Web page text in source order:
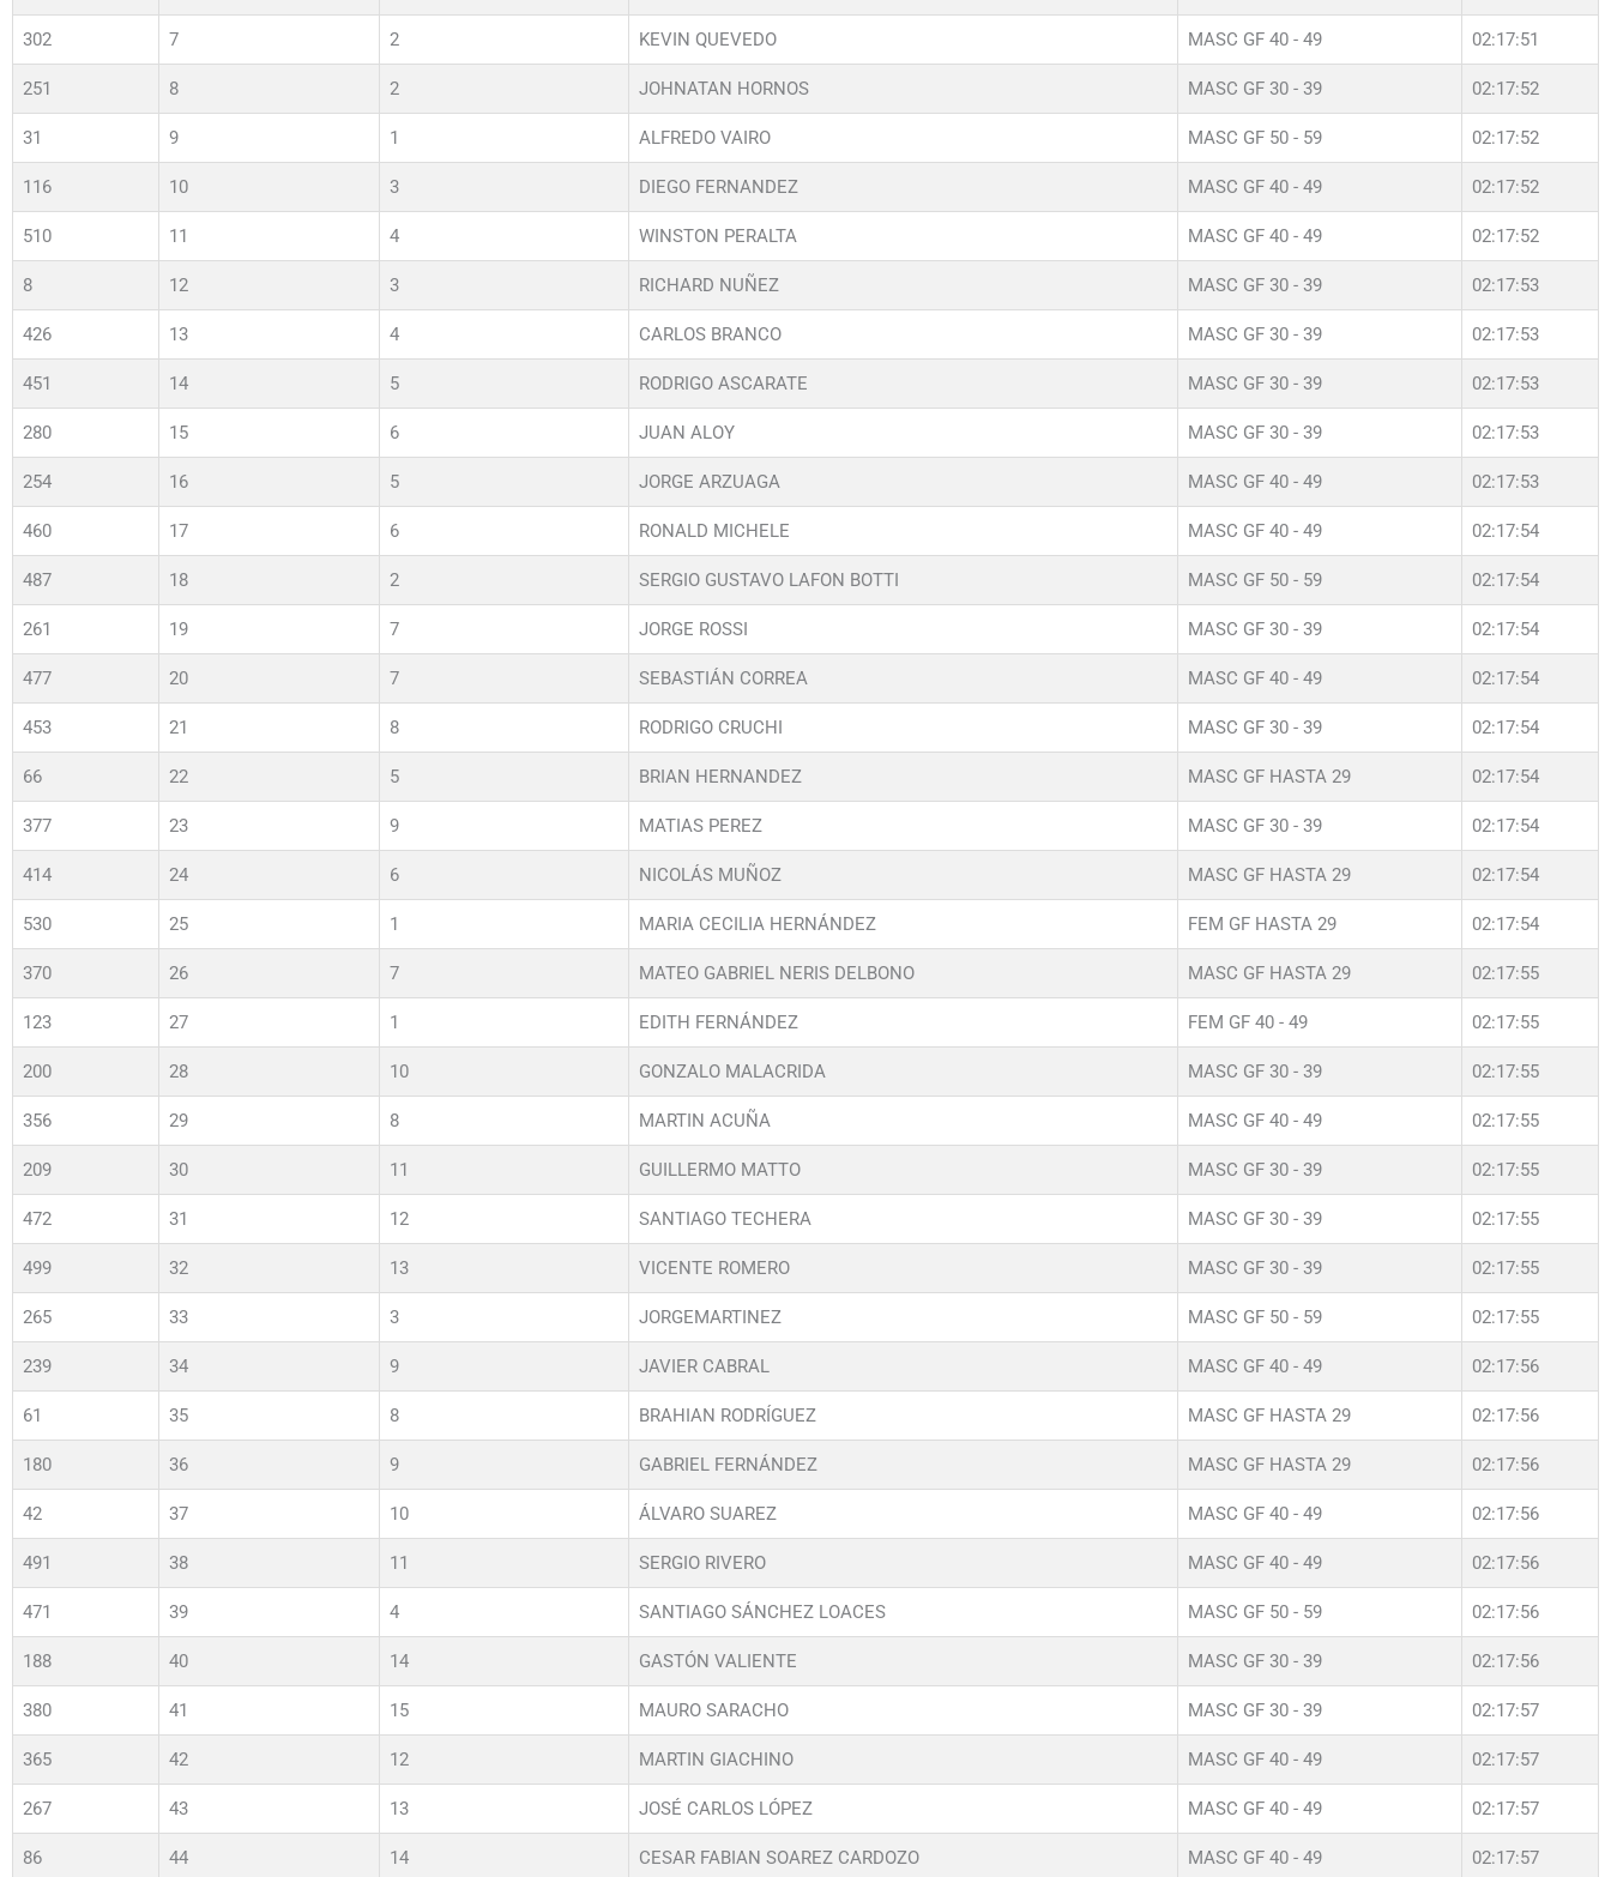
302 7 2 KEVIN QUEVEDO MASC GF 40 - 49 02:17:51
251 8 2 JOHNATAN HORNOS MASC GF 30 - 39 02:17:52
31 9 1 ALFREDO VAIRO MASC GF 50 - 59 02:17:52
116 10 3 DIEGO FERNANDEZ MASC GF 40 - 49 02:17:52
510 11 4 WINSTON PERALTA MASC GF 40 - 49 02:17:52
8 12 3 RICHARD NUÑEZ MASC GF 30 - 39 02:17:53
426 13 4 CARLOS BRANCO MASC GF 30 - 39 02:17:53
451 14 5 RODRIGO ASCARATE MASC GF 30 - 39 02:17:53
280 15 6 JUAN ALOY MASC GF 30 - 39 02:17:53
254 16 5 JORGE ARZUAGA MASC GF 40 - 49 02:17:53
460 17 6 RONALD MICHELE MASC GF 40 - 49 02:17:54
487 18 2 SERGIO GUSTAVO LAFON BOTTI MASC GF 50 - 59 02:17:54
261 19 7 JORGE ROSSI MASC GF 30 - 39 02:17:54
477 20 7 SEBASTIÁN CORREA MASC GF 40 - 49 02:17:54
453 21 8 RODRIGO CRUCHI MASC GF 30 - 39 02:17:54
66 22 5 BRIAN HERNANDEZ MASC GF HASTA 29 02:17:54
377 23 9 MATIAS PEREZ MASC GF 30 - 39 02:17:54
414 24 6 NICOLÁS MUÑOZ MASC GF HASTA 29 02:17:54
530 25 1 MARIA CECILIA HERNÁNDEZ FEM GF HASTA 29 02:17:54
370 26 7 MATEO GABRIEL NERIS DELBONO MASC GF HASTA 29 02:17:55
123 27 1 EDITH FERNÁNDEZ FEM GF 40 - 49 02:17:55
200 28 10 GONZALO MALACRIDA MASC GF 30 - 39 02:17:55
356 29 8 MARTIN ACUÑA MASC GF 40 - 49 02:17:55
209 30 11 GUILLERMO MATTO MASC GF 30 - 39 02:17:55
472 31 12 SANTIAGO TECHERA MASC GF 30 - 39 02:17:55
499 32 13 VICENTE ROMERO MASC GF 30 - 39 02:17:55
265 33 3 JORGEMARTINEZ MASC GF 50 - 59 02:17:55
239 34 9 JAVIER CABRAL MASC GF 40 - 49 02:17:56
61 35 8 BRAHIAN RODRÍGUEZ MASC GF HASTA 29 02:17:56
180 36 9 GABRIEL FERNÁNDEZ MASC GF HASTA 29 02:17:56
42 37 10 ÁLVARO SUAREZ MASC GF 40 - 49 02:17:56
491 38 11 SERGIO RIVERO MASC GF 40 - 49 02:17:56
471 39 4 SANTIAGO SÁNCHEZ LOACES MASC GF 50 - 59 02:17:56
188 40 14 GASTÓN VALIENTE MASC GF 30 - 39 02:17:56
380 41 15 MAURO SARACHO MASC GF 30 - 39 02:17:57
365 42 12 MARTIN GIACHINO MASC GF 40 - 49 02:17:57
267 43 13 JOSÉ CARLOS LÓPEZ MASC GF 40 - 49 02:17:57
86 44 14 CESAR FABIAN SOAREZ CARDOZO MASC GF 40 - 49 02:17:57